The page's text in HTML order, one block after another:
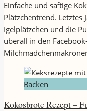
Einfache und saftige
Plätzchentrend. Letztes
Igelplätzchen und die
überall in den
Backen
Kokosbrote Rezept –